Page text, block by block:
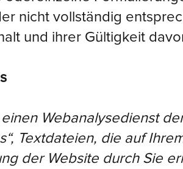
nicht vollständig
und ihrer Gültigkeit
Webanalysedienst
Textdateien, die auf
der Website durch Sie